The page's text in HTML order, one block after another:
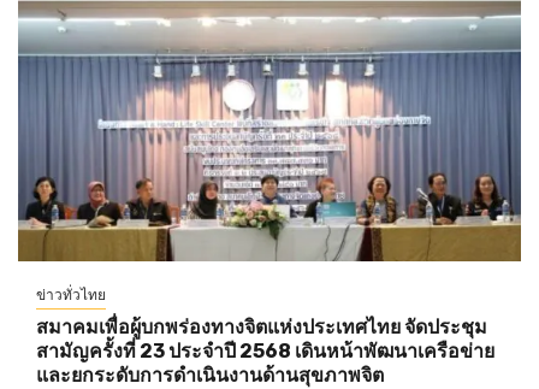
ข่าวทั่วไทย
สมาคมเพื่อผู้บกพร่องทางจิตแห่งประเทศไทย จัดประชุม
สามัญครั้งที่ 23 ประจำปี 2568 เดินหน้าพัฒนาเครือข่าย
และยกระดับการดำเนินงานด้านสุขภาพจิต